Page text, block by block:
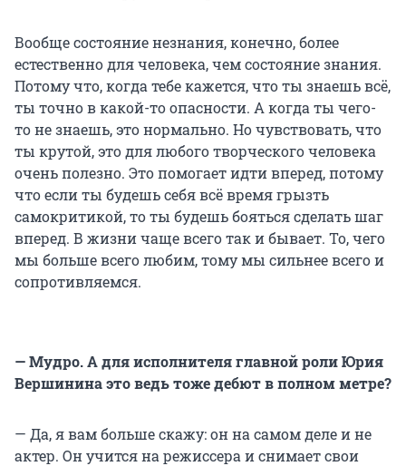
Вообще состояние незнания, конечно, более
естественно для человека, чем состояние знания.
Потому что, когда тебе кажется, что ты знаешь всё,
ты точно в какой-то опасности. А когда ты чего-
то не знаешь, это нормально. Но чувствовать, что
ты крутой, это для любого творческого человека
очень полезно. Это помогает идти вперед, потому
что если ты будешь себя всё время грызть
самокритикой, то ты будешь бояться сделать шаг
вперед. В жизни чаще всего так и бывает. То, чего
мы больше всего любим, тому мы сильнее всего и
сопротивляемся.
— Мудро. А для исполнителя главной роли Юрия
Вершинина это ведь тоже дебют в полном метре?
— Да, я вам больше скажу: он на самом деле и не
актер. Он учится на режиссера и снимает свои